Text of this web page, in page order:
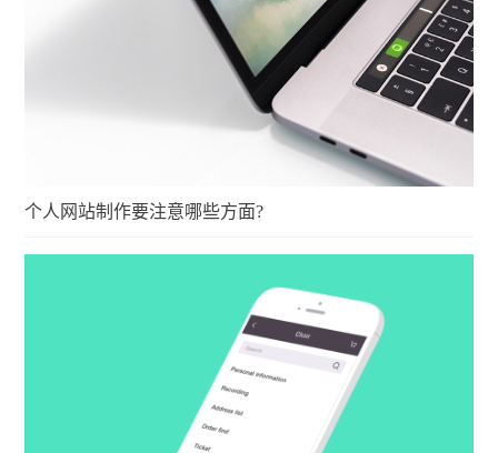
个人网站制作要注意哪些方面?